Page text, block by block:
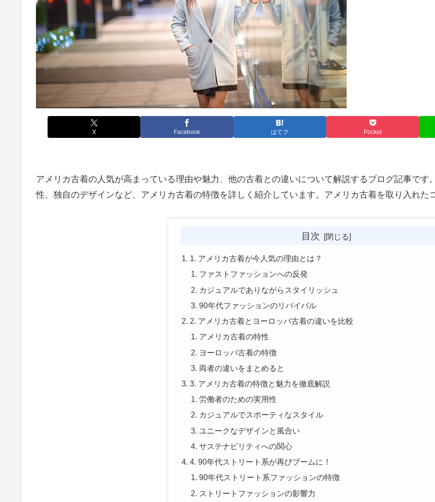
X Facebook はてブ Pocket
アメリカ古着の人気が高まっている理由や魅力、他の古着との違いについて解説するブログ記事で
性、独自のデザインなど、アメリカ古着の特徴を詳しく紹介しています。アメリカ古着を取り入れた
目次
1. アメリカ古着が今人気の理由とは？
ファストファッションへの反発
カジュアルでありながらスタイリッシュ
90年代ファッションのリバイバル
2. アメリカ古着とヨーロッパ古着の違いを比較
アメリカ古着の特性
ヨーロッパ古着の特徴
両者の違いをまとめると
3. アメリカ古着の特徴と魅力を徹底解説
労働者のための実用性
カジュアルでスポーティなスタイル
ユニークなデザインと風合い
サステナビリティへの関心
4. 90年代ストリート系が再びブームに！
90年代ストリート系ファッションの特徴
ストリートファッションの影響力